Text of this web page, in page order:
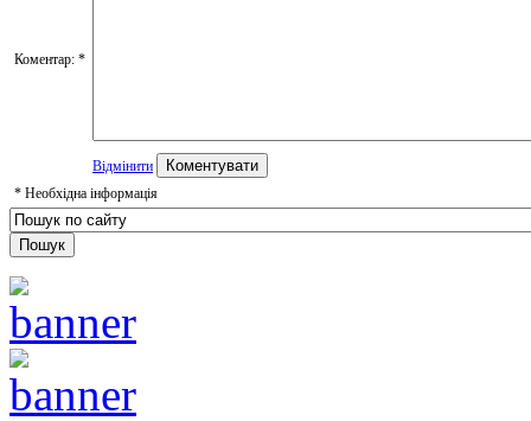
Коментар: *
Відмінити
* Необхідна інформація